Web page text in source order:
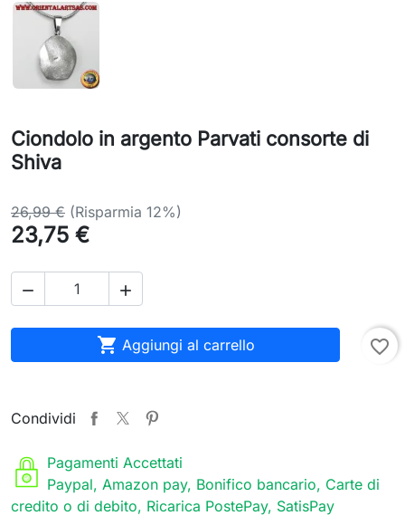
Ciondolo in argento Parvati consorte di
Shiva
26,99 € (Risparmia 12%)
23,75 €
 
 Aggiungi al carrello favorite_border
Condividi
Pagamenti Accettati
Paypal, Amazon pay, Bonifico bancario, Carte di
credito o di debito, Ricarica PostePay, SatisPay